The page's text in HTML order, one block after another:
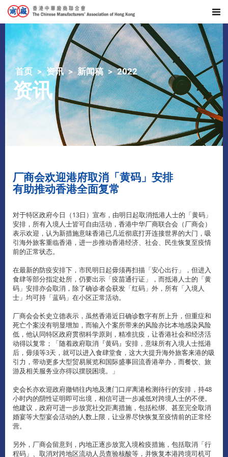
首页 资讯 新闻稿 2022
资讯
​厂商会欢迎港府取消「黄码」安排
有助推动香港全面复常
对于特区政府今日（13日）宣布，由明日起取消抵港人士的「黄码」
安排，所有入境人士皆可自由活动，香港中华厂商联合会（厂商会）
表示欢迎，认为新措施意味香港已几近彻底打开连接世界的大门，吸
引海外旅客重临香港，进一步推动香港经济、社会、民生恢复至疫情
前的正常状态。
在最新的防疫安排下，市民明日起毋须再扫描「安心出行」，但进入
食肆等部分指定处所，仍要出示「疫苗通行证」，而抵港人士的「黄
码」安排亦会取消，除了确诊者会获发「红码」外，所有「入境人
士」均可持「蓝码」在小区正常活动。
厂商会会长史立德表示，虽然香港近日确诊数字有所上升，但重症和
死亡个案没有明显增加，而输入个案所带来的风险亦比本地感染风险
低，他认同特区政府贯彻科学原则，精准抗疫，让香港社会和经济活
动得以复常；「随着政府取消『黄码』安排，意味所有入境人士抵港
后，毋须等3天，就可以进入食肆堂食，这大大提升海外旅客来港的吸
引力，带动更多大型贸易展览和国际盛事回流香港举办，而餐饮、旅
游及相关服务业亦得以摆脱困境。」
史会长亦欢迎政府撤销往内地及澳门口岸离港检测待行的安排，持48
小时内的阴性证明即可出境，相信可进一步减低对跨境人士的不便。
他建议，政府可进一步放宽社交距离措施，包括松绑、甚至完全取消
婚宴等大型宴会活动的人数上限，让业界尽快恢复至疫情前的正常经
营。
另外，厂商会留意到，内地正逐步放宽入境检疫措施，包括取消「行
程码」、取消对跨地区流动人员查验核酸等，并恢复本港跨境司机可